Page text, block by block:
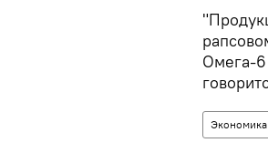
Омега-6
Экономика